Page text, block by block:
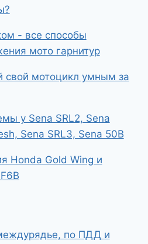
- все способы
мото гарнитур
свой мотоцикл умным за
у Sena SRL2, Sena
Sena SRL3, Sena 50B
Honda Gold Wing и
по ПДД и